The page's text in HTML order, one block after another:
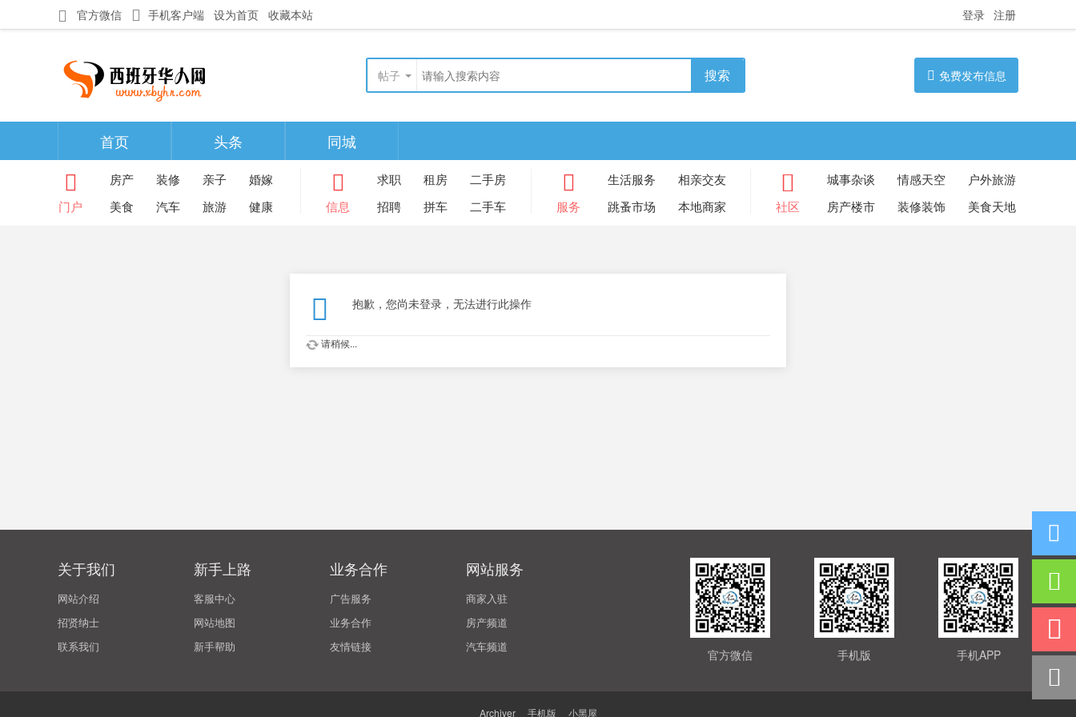
官方微信 手机客户端 设为首页 收藏本站 登录 注册
帖子 搜索 免费发布信息
首页 头条 同城
门户
房产 装修 亲子
婚嫁
美食
汽车 旅游 健康 信息
求职 租房
二手房
招聘
拼车 二手车 服务
生活服务
相亲交友
跳蚤市场
本地商家 社区
城事杂谈 情感天空
户外旅游
房产楼市
装修装饰 美食天地
抱歉，您尚未登录，无法进行此操作
请稍候...
关于我们
网站介绍
招贤纳士
联系我们
新手上路
客服中心
网站地图
新手帮助
业务合作
广告服务
业务合作
友情链接
网站服务
商家入驻
房产频道
汽车频道
手机APP
手机版
官方微信
Archiver 手机版 小黑屋